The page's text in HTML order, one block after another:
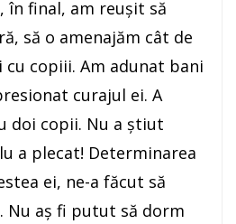
în final, am reuşit să
să o amenajăm cât de
cu copiii. Am adunat bani
curajul ei. A
doi copii. Nu a ştiut
a plecat! Determinarea
ei, ne-a făcut să
Nu aş fi putut să dorm